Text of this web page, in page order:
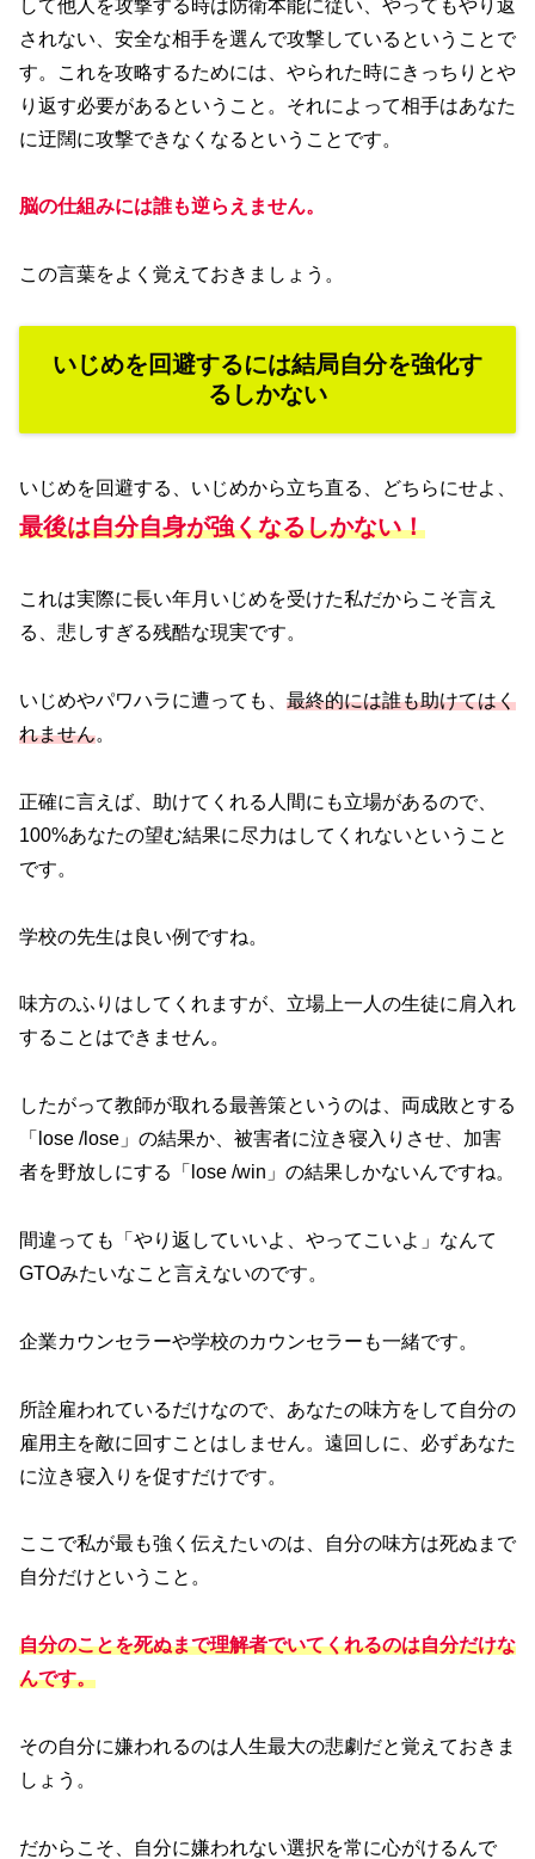
して他人を攻撃する時は防衛本能に従い、やってもやり返
されない、安全な相手を選んで攻撃しているということで
す。これを攻略するためには、やられた時にきっちりとや
り返す必要があるということ。それによって相手はあなた
に迂闊に攻撃できなくなるということです。
脳の仕組みには誰も逆らえません。
この言葉をよく覚えておきましょう。
いじめを回避するには結局自分を強化す
るしかない
いじめを回避する、いじめから立ち直る、どちらにせよ、
最後は自分自身が強くなるしかない！
これは実際に長い年月いじめを受けた私だからこそ言え
る、悲しすぎる残酷な現実です。
いじめやパワハラに遭っても、 最終的には誰も助けてはく
れません。
正確に言えば、助けてくれる人間にも立場があるので、
100%あなたの望む結果に尽力はしてくれないということ
です。
学校の先生は良い例ですね。
味方のふりはしてくれますが、立場上一人の生徒に肩入れ
することはできません。
したがって教師が取れる最善策というのは、両成敗とする
「lose /lose」の結果か、被害者に泣き寝入りさせ、加害
者を野放しにする「lose /win」の結果しかないんですね。
間違っても「やり返していいよ、やってこいよ」なんて
GTOみたいなこと言えないのです。
企業カウンセラーや学校のカウンセラーも一緒です。
所詮雇われているだけなので、あなたの味方をして自分の
雇用主を敵に回すことはしません。遠回しに、必ずあなた
に泣き寝入りを促すだけです。
ここで私が最も強く伝えたいのは、自分の味方は死ぬまで
自分だけということ。
自分のことを死ぬまで理解者でいてくれるのは自分だけな
んです。
その自分に嫌われるのは人生最大の悲劇だと覚えておきま
しょう。
だからこそ、自分に嫌われない選択を常に心がけるんで